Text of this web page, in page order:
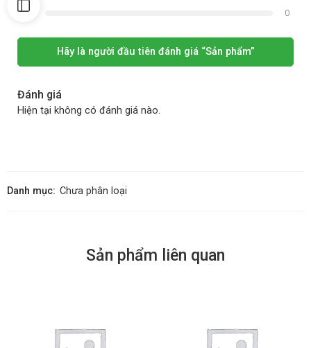
1 0
Hãy là người đầu tiên đánh giá “Sản phẩm”
Đánh giá
Hiện tại không có đánh giá nào.
Danh mục: Chưa phân loại
Sản phẩm liên quan